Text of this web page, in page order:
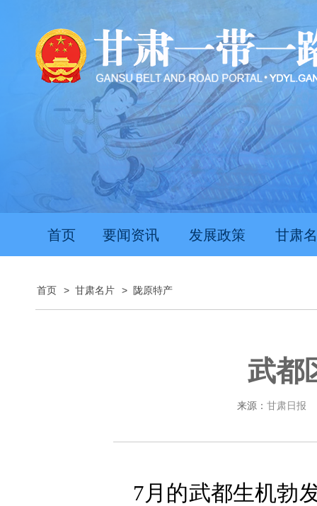
首页 要闻资讯 发展政策 甘肃
首页 > 甘肃名片 > 陇原特产
武都
来源： 甘肃日报
7月的武都生机勃